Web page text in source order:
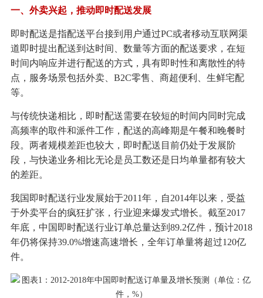
一、外卖兴起，推动即时配送发展
即时配送是指配送平台接到用户通过PC或者移动互联网渠
道即时提出配送到达时间、数量等方面的配送要求，在短
时间内响应并进行配送的方式，具有即时性和离散性的特
点，服务场景包括外卖、B2C零售、商超便利、生鲜宅配
等。
与传统快递相比，即时配送需要在较短的时间内同时完成
高频率的取件和派件工作，配送的高峰期是午餐和晚餐时
段。两者规模差距也较大，即时配送目前仍处于发展阶
段，与快递业务相比无论是员工数还是日均单量都有较大
的差距。
我国即时配送行业发展始于2011年，自2014年以来，受益
于外卖平台的疯狂扩张，行业迎来爆发式增长。截至2017
年底，中国即时配送行业订单总量达到89.2亿件，预计2018
年仍将保持39.0%增速高速增长，全年订单量将超过120亿
件。